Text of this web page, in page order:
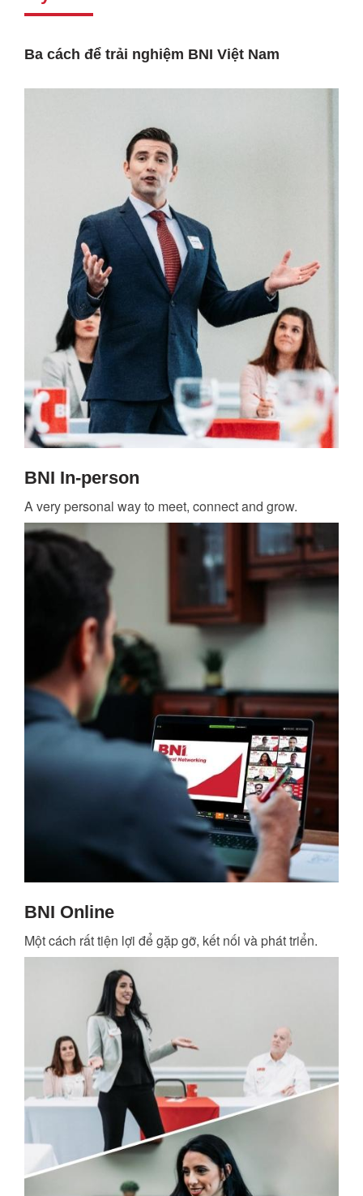
Ba cách để trải nghiệm BNI Việt Nam
BNI In-person
A very personal way to meet, connect and grow.
BNI Online
Một cách rất tiện lợi để gặp gỡ, kết nối và phát triển.